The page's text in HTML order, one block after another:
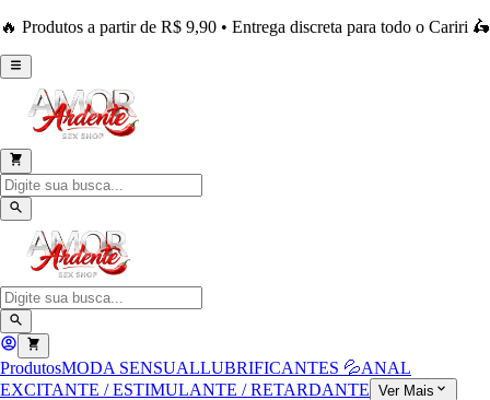
🔥 Produtos a partir de R$ 9,90 • Entrega discreta para todo o Cariri 🛵
ProdutosMODA SENSUALLUBRIFICANTES 💦ANAL
EXCITANTE / ESTIMULANTE / RETARDANTE Ver Mais